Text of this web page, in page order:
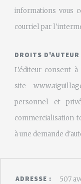
informations vous
courriel par
DROITS D'AUTEUR
L’éditeur consent
site
personnel et
commercialisation
à une demande
ADRESSE :
507